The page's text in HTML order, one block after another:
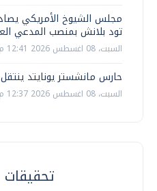
مجلس الشيوخ الأمريكي
تود بلانش بمنصب المدعي
السبت، 08 اغسطس 2026 12:41 م
حارس مانشستر يونايتد
السبت، 08 اغسطس 2026 12:37 م
تحقيقات